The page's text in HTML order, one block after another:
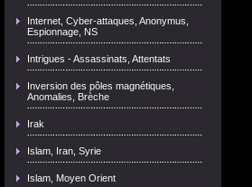
Internet, Cyber-attaques, Anonymus,
Espionnage, NS
Intrigues - Assassinats, Attentats
Inversion des pôles magnétiques,
Anomalies, Brèche
Irak
Islam, Iran, Syrie
Islam, Moyen Orient